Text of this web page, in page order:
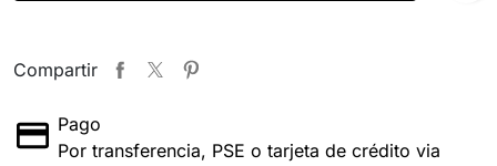
Compartir
Pago
Por transferencia, PSE o tarjeta de crédito via